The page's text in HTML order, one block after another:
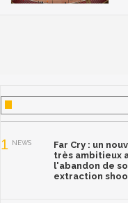
1 NEWS
Far Cry : un
très ambitieux
l'abandon de
extraction